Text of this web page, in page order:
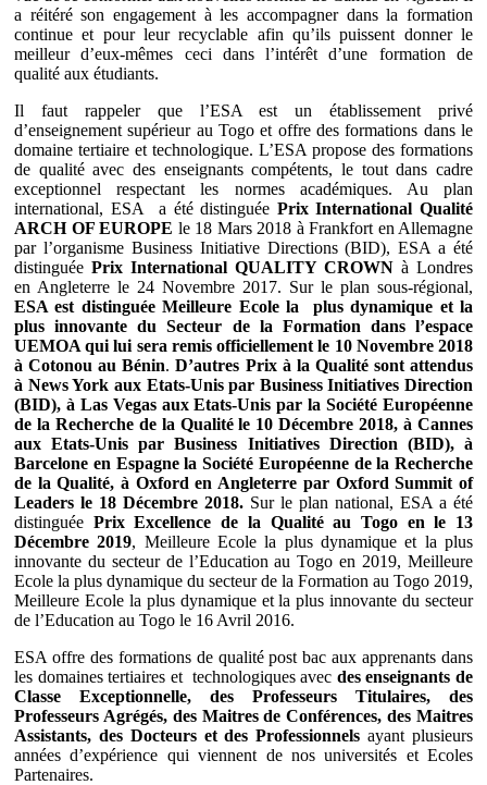
a réitéré son engagement à les accompagner dans la formation
continue et pour leur recyclable afin qu’ils puissent donner le
meilleur d’eux-mêmes ceci dans l’intérêt d’une formation de
qualité aux étudiants.
Il faut rappeler que l’ESA est un établissement privé
d’enseignement supérieur au Togo et offre des formations dans le
domaine tertiaire et technologique. L’ESA propose des formations
de qualité avec des enseignants compétents, le tout dans cadre
exceptionnel respectant les normes académiques. Au plan
international, ESA a été distinguée Prix International Qualité
ARCH OF EUROPE le 18 Mars 2018 à Frankfort en Allemagne
par l’organisme Business Initiative Directions (BID), ESA a été
distinguée Prix International QUALITY CROWN à Londres
en Angleterre le 24 Novembre 2017. Sur le plan sous-régional,
ESA est distinguée Meilleure Ecole la plus dynamique et la
plus innovante du Secteur de la Formation dans l’espace
UEMOA qui lui sera remis officiellement le 10 Novembre 2018
à Cotonou au Bénin.D’autres Prix à la Qualité sont attendus
à News York aux Etats-Unis par Business Initiatives Direction
(BID), à Las Vegas aux Etats-Unis par la Société Européenne
de la Recherche de la Qualité le 10 Décembre 2018, à Cannes
aux Etats-Unis par Business Initiatives Direction (BID), à
Barcelone en Espagne la Société Européenne de la Recherche
de la Qualité, à Oxford en Angleterre par Oxford Summit of
Leaders le 18 Décembre 2018. Sur le plan national, ESA a été
distinguée Prix Excellence de la Qualité au Togo en le 13
Décembre 2019, Meilleure Ecole la plus dynamique et la plus
innovante du secteur de l’Education au Togo en 2019, Meilleure
Ecole la plus dynamique du secteur de la Formation au Togo 2019,
Meilleure Ecole la plus dynamique et la plus innovante du secteur
de l’Education au Togo le 16 Avril 2016.
ESA offre des formations de qualité post bac aux apprenants dans
les domaines tertiaires et technologiques avec des enseignants de
Classe Exceptionnelle, des Professeurs Titulaires, des
Professeurs Agrégés, des Maitres de Conférences, des Maitres
Assistants, des Docteurs et des Professionnels ayant plusieurs
années d’expérience qui viennent de nos universités et Ecoles
Partenaires.